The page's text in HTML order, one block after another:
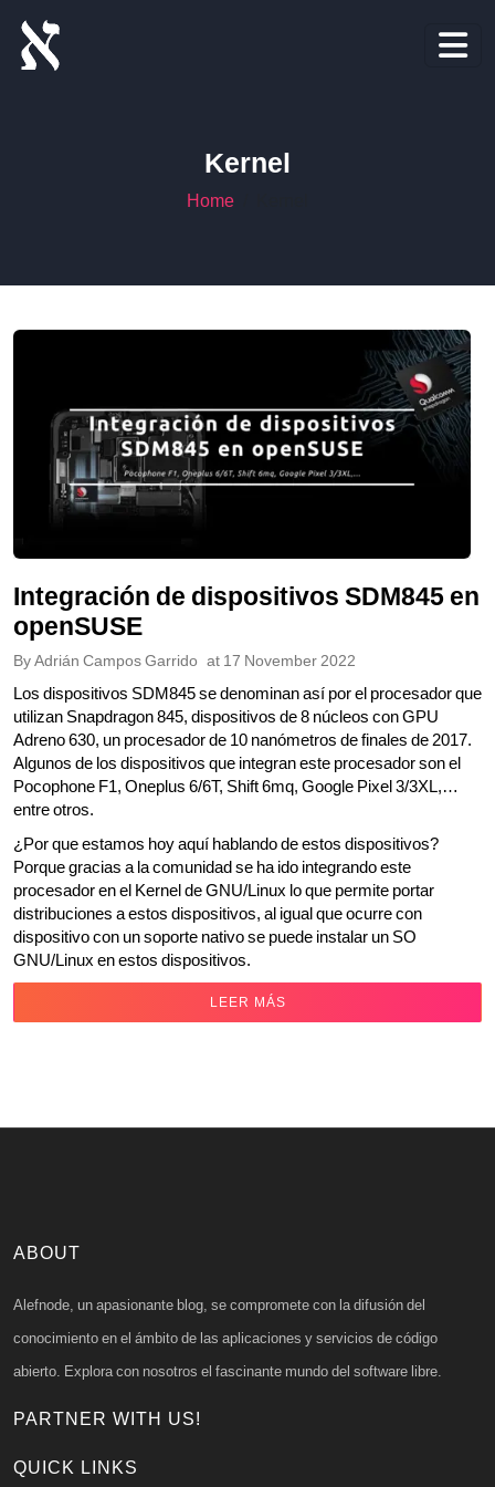
Kernel
Home
Integración de dispositivos SDM845 en
openSUSE
ByAdrián Campos Garrido at17 November 2022
Los dispositivos SDM845 se denominan así por el procesador que
utilizan Snapdragon 845, dispositivos de 8 núcleos con GPU
Adreno 630, un procesador de 10 nanómetros de finales de 2017.
Algunos de los dispositivos que integran este procesador son el
Pocophone F1, Oneplus 6/6T, Shift 6mq, Google Pixel 3/3XL,…
entre otros.
¿Por que estamos hoy aquí hablando de estos dispositivos?
Porque gracias a la comunidad se ha ido integrando este
procesador en el Kernel de GNU/Linux lo que permite portar
distribuciones a estos dispositivos, al igual que ocurre con
dispositivo con un soporte nativo se puede instalar un SO
GNU/Linux en estos dispositivos.
LEER MÁS
ABOUT
Alefnode, un apasionante blog, se compromete con la difusión del
conocimiento en el ámbito de las aplicaciones y servicios de código
abierto. Explora con nosotros el fascinante mundo del software libre.
PARTNER WITH US!
QUICK LINKS